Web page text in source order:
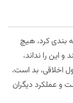
بندی کرد، هیچ
و این را نداند،
اخلاقی، بد است،
عملکرد دیگران